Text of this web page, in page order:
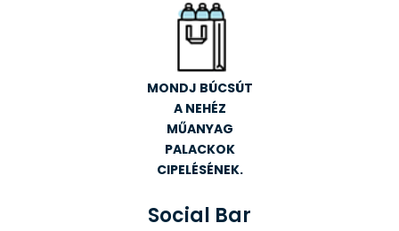
MONDJ BÚCSÚT
A NEHÉZ
MŰANYAG
PALACKOK
CIPELÉSÉNEK.
Social Bar